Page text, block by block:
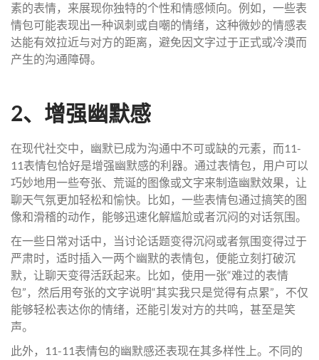
素的表情，来展现你独特的个性和情感倾向。例如，一些表
情包可能表现出一种讽刺或自嘲的情绪，这种微妙的情感表
达能有效拉近与对方的距离，避免因文字过于正式或冷漠而
产生的沟通障碍。
2、增强幽默感
在现代社交中，幽默已成为沟通中不可或缺的元素，而11-
11表情包恰好是增强幽默感的利器。通过表情包，用户可以
巧妙地用一些夸张、荒诞的图像或文字来制造幽默效果，让
聊天气氛更加轻松和愉快。比如，一些表情包通过搞笑的图
像和滑稽的动作，能够迅速化解尴尬或者沉闷的对话氛围。
在一些日常对话中，当讨论话题变得沉闷或者氛围变得过于
严肃时，适时插入一两个幽默的表情包，便能立刻打破沉
默，让聊天变得活跃起来。比如，使用一张“难过的表情
包”，然后用夸张的文字说明“其实我只是觉得有点累”，不仅
能够轻松表达你的情绪，还能引发对方的共鸣，甚至是笑
声。
此外，11-11表情包的幽默感还表现在其多样性上。不同的